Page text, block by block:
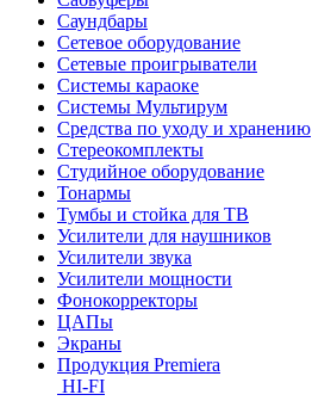
Саундбары
Сетевое оборудование
Сетевые проигрыватели
Системы караоке
Системы Мультирум
Средства по уходу и хранению
Стереокомплекты
Студийное оборудование
Тонармы
Тумбы и стойка для ТВ
Усилители для наушников
Усилители звука
Усилители мощности
Фонокорректоры
ЦАПы
Экраны
Продукция Premiera
HI-FI